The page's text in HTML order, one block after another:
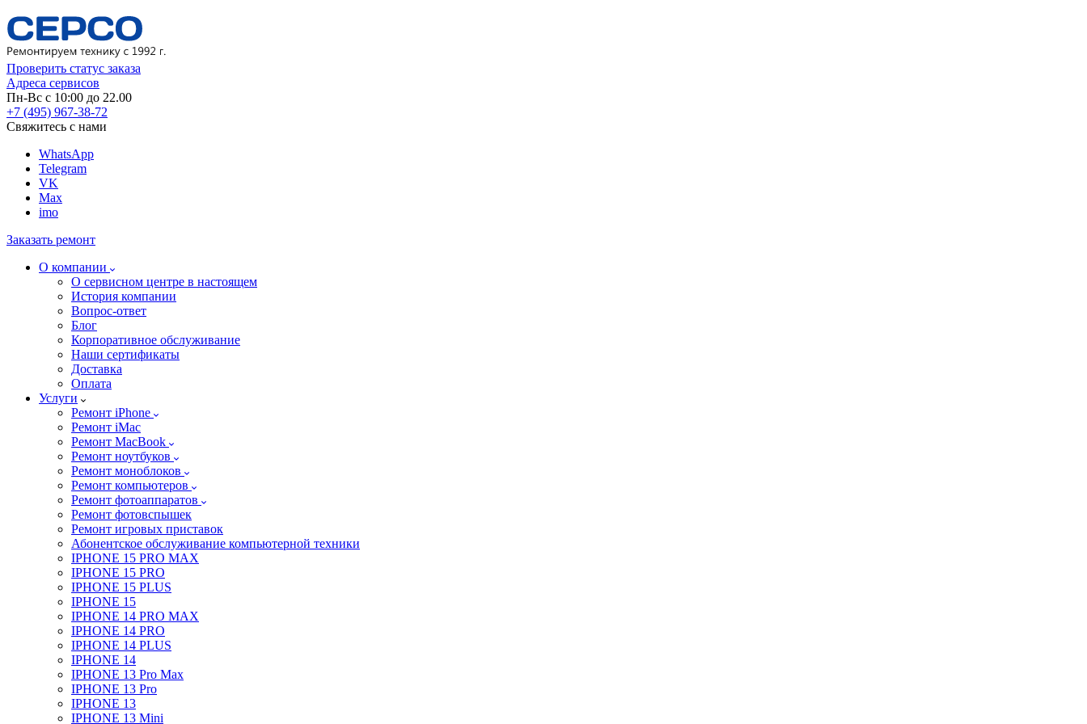
Проверить статус заказа
Адреса сервисов
Пн-Вс с 10:00 до 22.00
+7 (495) 967-38-72
Свяжитесь с нами
WhatsApp
Telegram
VK
Max
imo
Заказать ремонт
О компании
О сервисном центре в настоящем
История компании
Вопрос-ответ
Блог
Корпоративное обслуживание
Наши сертификаты
Доставка
Оплата
Услуги
Ремонт iPhone
Ремонт iMac
Ремонт MacBook
Ремонт ноутбуков
Ремонт моноблоков
Ремонт компьютеров
Ремонт фотоаппаратов
Ремонт фотовспышек
Ремонт игровых приставок
Абонентское обслуживание компьютерной техники
IPHONE 15 PRO MAX
IPHONE 15 PRO
IPHONE 15 PLUS
IPHONE 15
IPHONE 14 PRO MAX
IPHONE 14 PRO
IPHONE 14 PLUS
IPHONE 14
IPHONE 13 Pro Max
IPHONE 13 Pro
IPHONE 13
IPHONE 13 Mini